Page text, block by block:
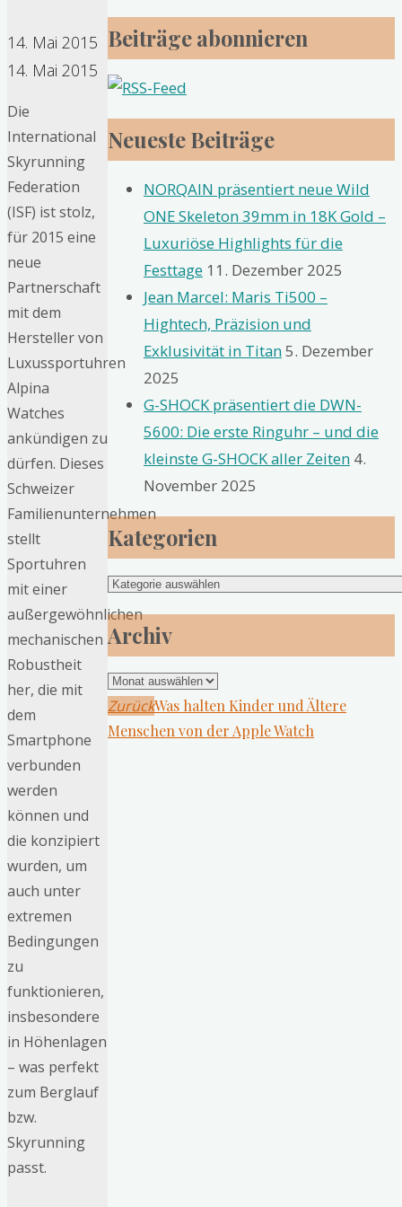
14. Mai 2015
14. Mai 2015
Die
International
Skyrunning
Federation
(ISF) ist stolz,
für 2015 eine
neue
Partnerschaft
mit dem
Hersteller von
Luxussportuhren
Alpina
Watches
ankündigen zu
dürfen. Dieses
Schweizer
Familienunternehmen
stellt
Sportuhren
mit einer
außergewöhnlichen
mechanischen
Robustheit
her, die mit
dem
Smartphone
verbunden
werden
können und
die konzipiert
wurden, um
auch unter
extremen
Bedingungen
zu
funktionieren,
insbesondere
in Höhenlagen
– was perfekt
zum Berglauf
bzw.
Skyrunning
passt.
Beiträge abonnieren
Neueste Beiträge
NORQAIN präsentiert neue Wild
ONE Skeleton 39mm in 18K Gold –
Luxuriöse Highlights für die
Festtage 11. Dezember 2025
Jean Marcel: Maris Ti500 –
Hightech, Präzision und
Exklusivität in Titan5. Dezember
2025
G-SHOCK präsentiert die DWN-
5600: Die erste Ringuhr – und die
kleinste G-SHOCK aller Zeiten 4.
November 2025
Kategorien
Kategorien
Archiv
Archiv
ZurückWas halten Kinder und Ältere
Menschen von der Apple Watch